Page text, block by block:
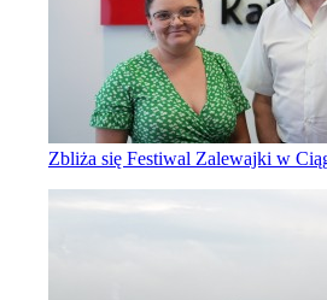
Zbliża się Festiwal Zalewajki w